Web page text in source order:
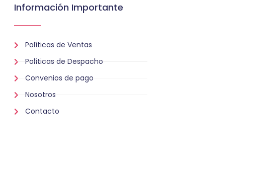
Información Importante
Políticas de Ventas
Políticas de Despacho
Convenios de pago
Nosotros
Contacto